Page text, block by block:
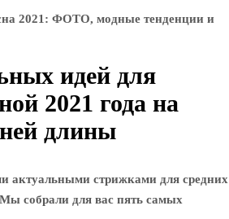
идей для
2021 года на
длины
актуальными стрижками для средних
собрали для вас пять самых